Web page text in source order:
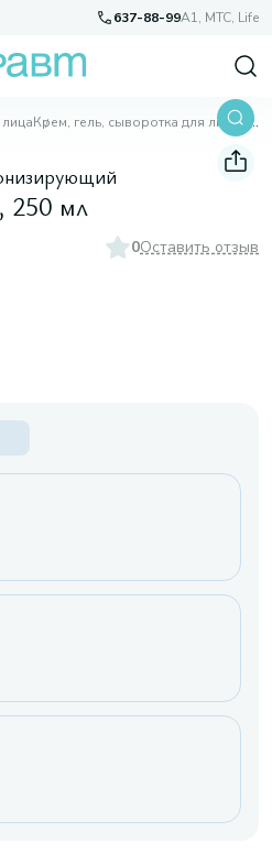
637-88-99A1, МТС, Life
Крем, гель, сыворотка для лица Hydrabio Tonique, 250 мл
250 мл
0Оставить отзыв